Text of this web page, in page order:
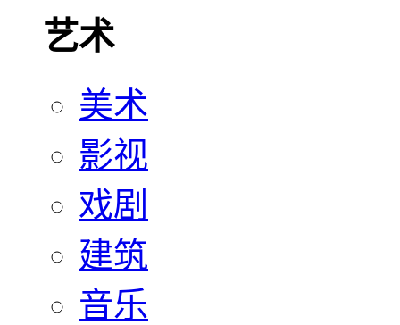
艺术
美术
影视
戏剧
建筑
音乐